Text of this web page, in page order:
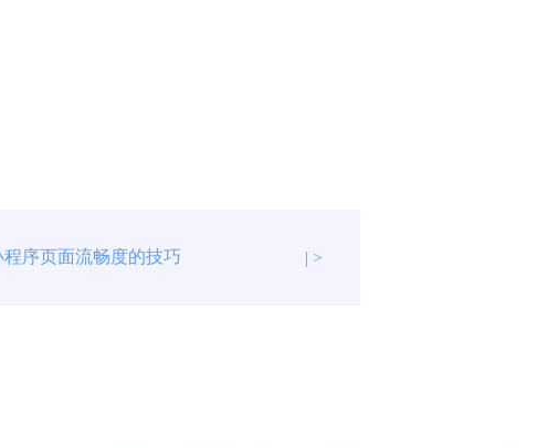
程序页面流畅度的技巧 | >